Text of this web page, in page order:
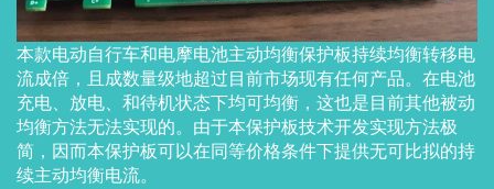
本款电动自行车和电摩电池主动均衡保护板持续均衡转移电
流成倍，且成数量级地超过目前市场现有任何产品。在电池
充电、放电、和待机状态下均可均衡，这也是目前其他被动
均衡方法无法实现的。由于本保护板技术开发实现方法极
简，因而本保护板可以在同等价格条件下提供无可比拟的持
续主动均衡电流。